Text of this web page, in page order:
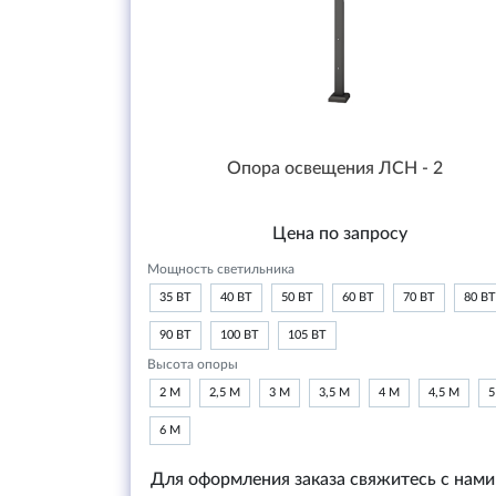
Опора освещения ЛСН - 2
Цена по запросу
Мощность светильника
35 ВТ 40 ВТ 50 ВТ 60 ВТ 70 ВТ 80 ВТ
90 ВТ 100 ВТ 105 ВТ
Высота опоры
2 М 2,5 М 3 М 3,5 М 4 М 4,5 М
6 М
Для оформления заказа свяжитесь с